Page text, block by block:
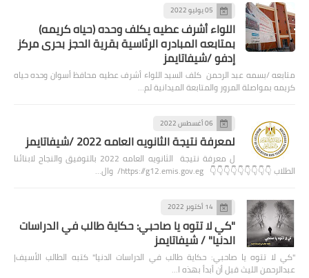
05 يوليو 2022
اللواء أشرف عطيه يكلف وحده (حياه كريمه)
بمتابعه المبادره الرئاسية بقرية الحجز بحرى مركز
إدفو /شيفاتايمز
متابعه /بسمه عبد الرحمن كلف السيد اللواء أشرف عطيه محافظ أسوان وحده حياه
كريمه بمواصلة المرور والمتابعة الميدانية لم…
06 أغسطس 2022
لمعرفة نتيجة الثانويه العامه 2022 /شيفاتايمز
ل معرفة نتيجة الثانويه العامه 2022 بالتوفيق والنجاح لابنائنا
الطلاب 👇👇👇👇👇👇👇👇👇 https://g12.emis.gov.eg/ وال…
14 أكتوبر 2022
"كي لا تتوه يا صاحبي: حكاية طالب في الدراسات
الدنيا" / شيفاتايمز
"كي لا تتوه يا صاحبي: حكاية طالب في الدراسات الدنيا" كتبه الطالب الأسيف|
عبدالرحمن الليث قبل أن أبدأ بهذه ا…